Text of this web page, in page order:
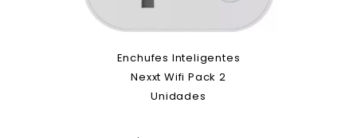
Enchufes Inteligentes
Nexxt Wifi Pack 2
Unidades